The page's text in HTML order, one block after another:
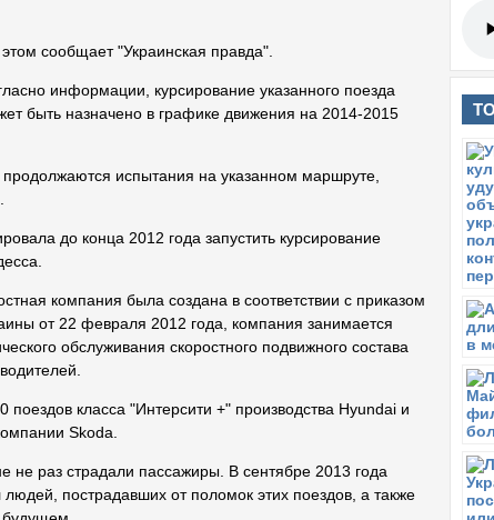
сообщает "Украинская правда".
информации, курсирование указанного поезда
быть назначено в графике движения на 2014-2015
испытания на указанном маршруте,
до конца 2012 года запустить курсирование
компания была создана в соответствии с приказом
от 22 февраля 2012 года, компания занимается
обслуживания скоростного подвижного состава
класса "Интерсити +" производства Hyundai и
Skoda.
не раз страдали пассажиры. В сентябре 2013 года
пострадавших от поломок этих поездов, а также